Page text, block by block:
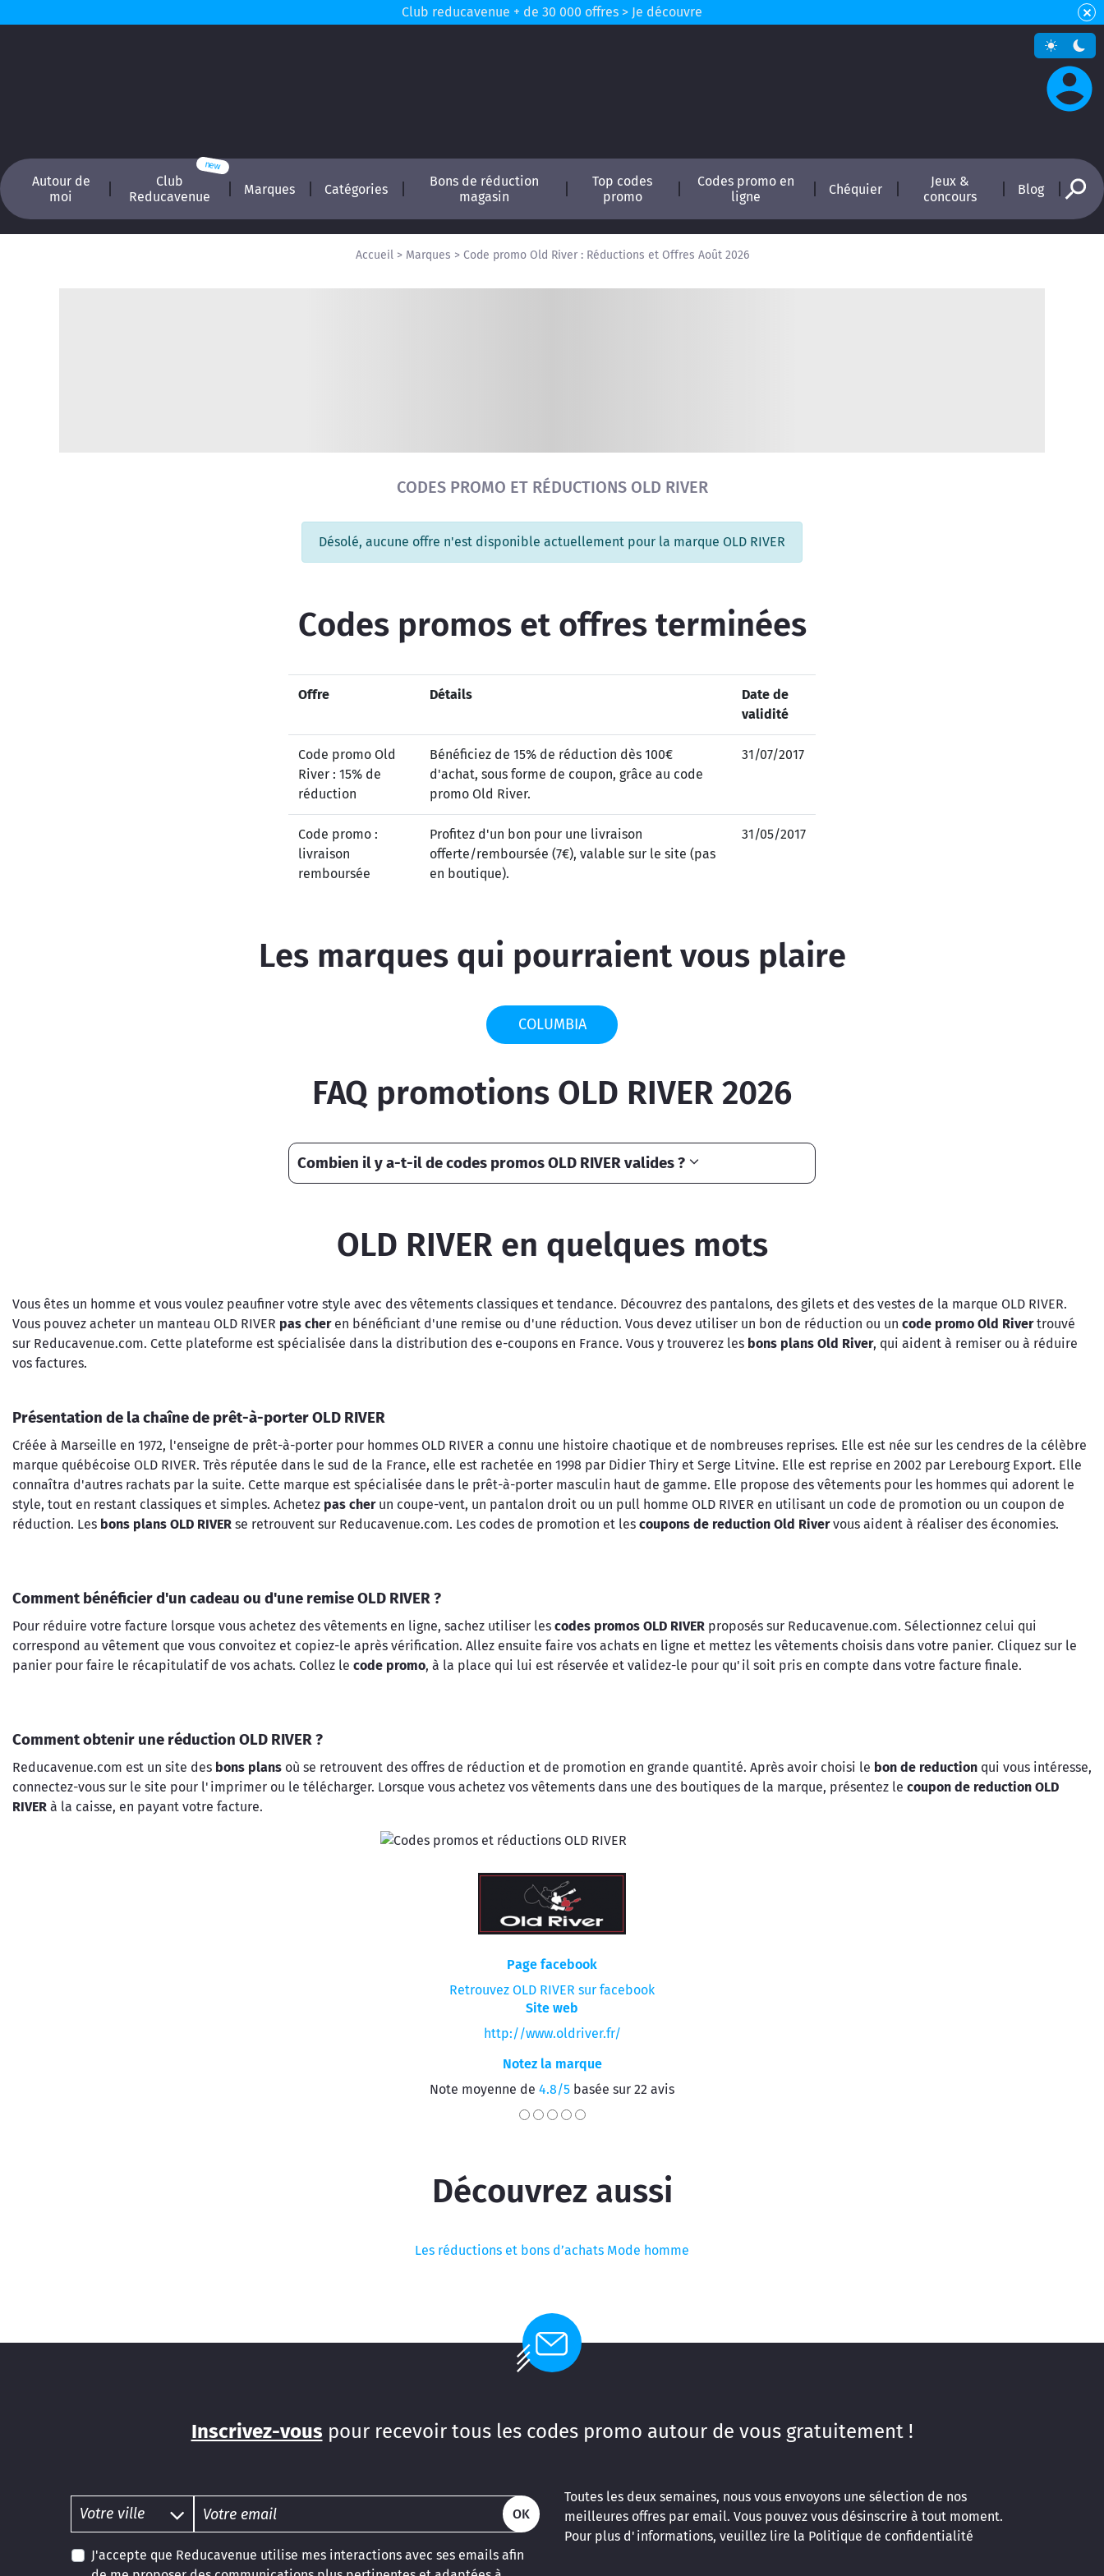
Club reducavenue + de 30 000 offres > Je découvre
Autour de
moi
Club
Reducavenue
Marques Catégories
Bons de réduction
magasin
Top codes
promo
Codes promo en
ligne
Chéquier
Jeux &
concours
Blog
Réinitialiser la recherche
Accueil> Marques > Code promo Old River : Réductions et Offres Août 2026
CODES PROMO ET RÉDUCTIONS OLD RIVER
Désolé, aucune offre n'est disponible actuellement pour la marque OLD RIVER
Codes promos et offres terminées
Offre Détails
Date de
validité
Code promo Old
River : 15% de
réduction
Bénéficiez de 15% de réduction dès 100€
d'achat, sous forme de coupon, grâce au code
promo Old River.
31/07/2017
Code promo :
livraison
remboursée
Profitez d'un bon pour une livraison
offerte/remboursée (7€), valable sur le site (pas
en boutique).
31/05/2017
Les marques qui pourraient vous plaire
COLUMBIA
FAQ promotions OLD RIVER 2026
Combien il y a-t-il de codes promos OLD RIVER valides ?
OLD RIVER en quelques mots
Vous êtes un homme et vous voulez peaufiner votre style avec des vêtements classiques et tendance. Découvrez des pantalons, des gilets et des vestes de la marque OLD RIVER.
Vous pouvez acheter un manteau OLD RIVER pas cheren bénéficiant d'une remise ou d'une réduction. Vous devez utiliser un bon de réduction ou un code promo Old Rivertrouvé
sur Reducavenue.com. Cette plateforme est spécialisée dans la distribution des e-coupons en France. Vous y trouverez les bons plans Old River, qui aident à remiser ou à réduire
vos factures.
Présentation de la chaîne de prêt-à-porter OLD RIVER
Créée à Marseille en 1972, l'enseigne de prêt-à-porter pour hommes OLD RIVER a connu une histoire chaotique et de nombreuses reprises. Elle est née sur les cendres de la célèbre
marque québécoise OLD RIVER. Très réputée dans le sud de la France, elle est rachetée en 1998 par Didier Thiry et Serge Litvine. Elle est reprise en 2002 par Lerebourg Export. Elle
connaîtra d'autres rachats par la suite. Cette marque est spécialisée dans le prêt-à-porter masculin haut de gamme. Elle propose des vêtements pour les hommes qui adorent le
style, tout en restant classiques et simples. Achetez pas cherun coupe-vent, un pantalon droit ou un pull homme OLD RIVER en utilisant un code de promotion ou un coupon de
réduction. Les bons plans OLD RIVER se retrouvent sur Reducavenue.com. Les codes de promotion et les coupons de reduction Old Rivervous aident à réaliser des économies.
Comment bénéficier d'un cadeau ou d'une remise OLD RIVER ?
Pour réduire votre facture lorsque vous achetez des vêtements en ligne, sachez utiliser les codes promos OLD RIVER proposés sur Reducavenue.com. Sélectionnez celui qui
correspond au vêtement que vous convoitez et copiez-le après vérification. Allez ensuite faire vos achats en ligne et mettez les vêtements choisis dans votre panier. Cliquez sur le
panier pour faire le récapitulatif de vos achats. Collez le code promo, à la place qui lui est réservée et validez-le pour qu'il soit pris en compte dans votre facture finale.
Comment obtenir une réduction OLD RIVER ?
Reducavenue.com est un site des bons plans où se retrouvent des offres de réduction et de promotion en grande quantité. Après avoir choisi le bon de reduction qui vous intéresse,
connectez-vous sur le site pour l'imprimer ou le télécharger. Lorsque vous achetez vos vêtements dans une des boutiques de la marque, présentez le coupon de reduction OLD
RIVER à la caisse, en payant votre facture.
Page facebook
Retrouvez OLD RIVER sur facebook
Site web
http://www.oldriver.fr/
Notez la marque
Note moyenne de 4.8/5 basée sur 22 avis
Découvrez aussi
Les réductions et bons d’achats Mode homme
Inscrivez-vous pour recevoir tous les codes promo autour de vous gratuitement !
OK
J'accepte que Reducavenue utilise mes interactions avec ses emails afin
Toutes les deux semaines, nous vous envoyons une sélection de nos
meilleures offres par email. Vous pouvez vous désinscrire à tout moment.
Pour plus d'informations, veuillez lire la Politique de confidentialité